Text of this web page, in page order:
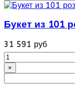
Букет из 101
31 591 руб
×